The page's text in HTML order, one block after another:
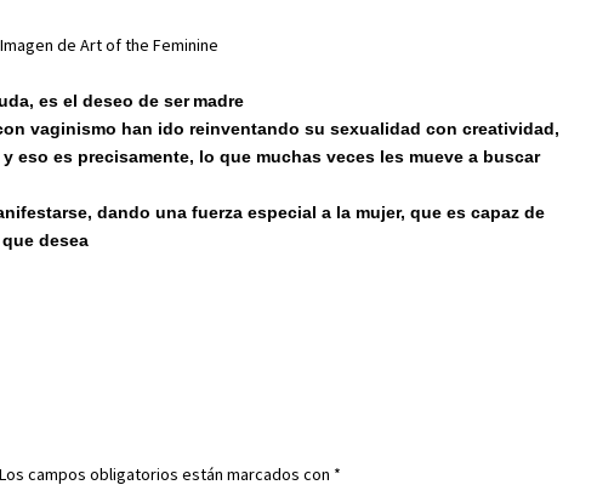
de Art of the Feminine
es el deseo de ser madre
vaginismo han ido reinventando su sexualidad con creatividad,
eso es precisamente, lo que muchas veces les mueve a buscar
dando una fuerza especial a la mujer, que es capaz de
desea
Los campos obligatorios están marcados con *